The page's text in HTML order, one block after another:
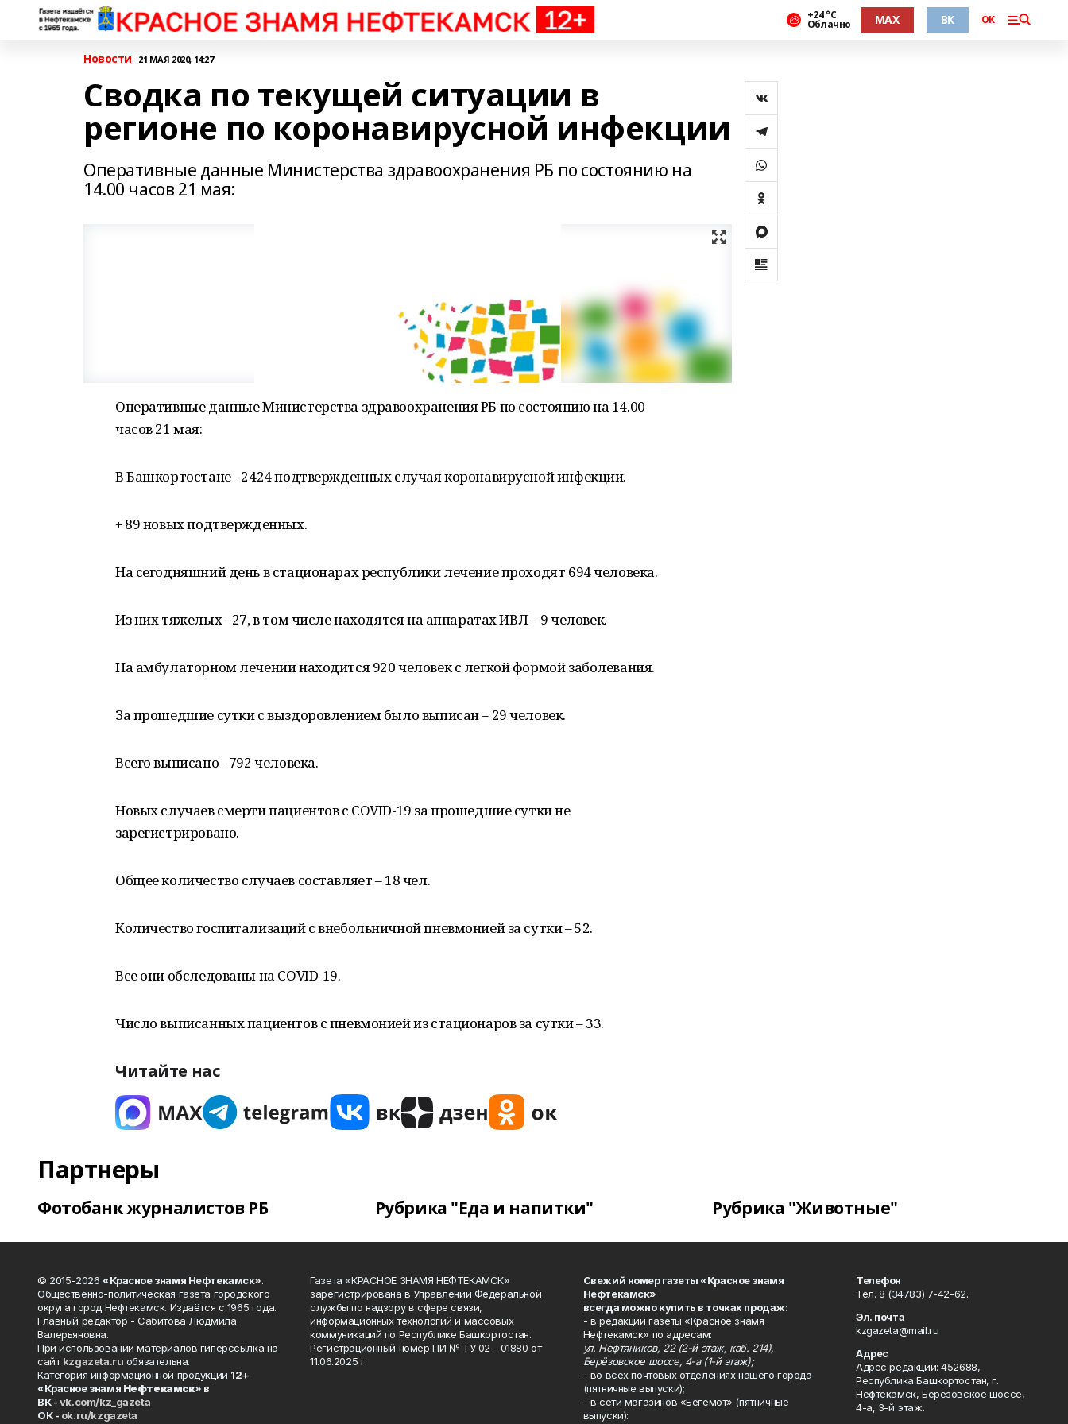
+24 °С
Облачно MAX ВК ОК
Новости 21 МАЯ 2020, 14:27
Сводка по текущей ситуации в
регионе по коронавирусной инфекции
Оперативные данные Министерства здравоохранения РБ по состоянию на
14.00 часов 21 мая:
Оперативные данные Министерства здравоохранения РБ по состоянию на 14.00
часов 21 мая:
В Башкортостане - 2424 подтвержденных случая коронавирусной инфекции.
+ 89 новых подтвержденных.
На сегодняшний день в стационарах республики лечение проходят 694 человека.
Из них тяжелых - 27, в том числе находятся на аппаратах ИВЛ – 9 человек.
На амбулаторном лечении находится 920 человек с легкой формой заболевания.
За прошедшие сутки с выздоровлением было выписан – 29 человек.
Всего выписано - 792 человека.
Новых случаев смерти пациентов с COVID-19 за прошедшие сутки не
зарегистрировано.
Общее количество случаев составляет – 18 чел.
Количество госпитализаций с внебольничной пневмонией за сутки – 52.
Все они обследованы на COVID-19.
Число выписанных пациентов с пневмонией из стационаров за сутки – 33.
Читайте нас
Партнеры
Фотобанк журналистов РБ Рубрика "Еда и напитки" Рубрика "Животные"
© 2015-2026 «Красное знамя Нефтекамск».
Общественно-политическая газета городского
округа город Нефтекамск. Издаётся с 1965 года.
Главный редактор - Сабитова Людмила
Валерьяновна.
При использовании материалов гиперссылка на
сайтkzgazeta.ru обязательна.
Категория информационной продукции 12+
«Красное знамя Нефтекамск» в
ВК -vk.com/kz_gazeta
ОК - ok.ru/kzgazeta
Газета «КРАСНОЕ ЗНАМЯ НЕФТЕКАМСК»
зарегистрирована в Управлении Федеральной
службы по надзору в сфере связи,
информационных технологий и массовых
коммуникаций по Республике Башкортостан.
Регистрационный номер ПИ № ТУ 02 - 01880 от
11.06.2025 г.
Свежий номер газеты «Красное знамя
Нефтекамск»
всегда можно купить в точках продаж:
- в редакции газеты «Красное знамя
Нефтекамск» по адресам:
ул. Нефтяников, 22 (2-й этаж, каб. 214),
Берёзовское шоссе, 4-а (1-й этаж);
- во всех почтовых отделениях нашего города
(пятничные выпуски);
- в сети магазинов «Бегемот» (пятничные
выпуски):
Телефон
Тел. 8 (34783) 7-42-62.
Эл. почта
kzgazeta@mail.ru
Адрес
Адрес редакции: 452688,
Республика Башкортостан, г.
Нефтекамск, Берёзовское шоссе,
4-а, 3-й этаж.